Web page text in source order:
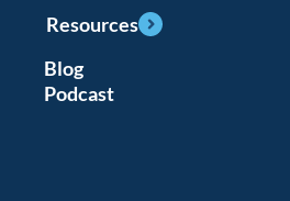
Resources
Blog
Podcast